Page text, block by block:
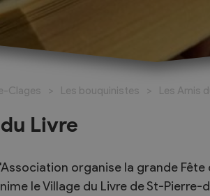
une journée
d’édition
Infos
Accès et
Clages Les bouquinistes Les Amis
Livre
organise la grande Fête
le Village du Livre de St-Pierre-